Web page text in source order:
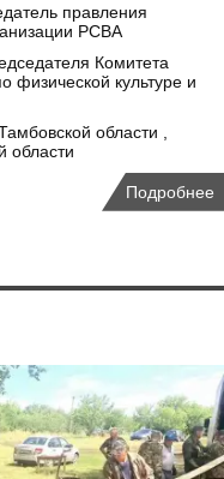
правления
РСВА
Комитета
физической культуре и
области ,
области
Подробнее